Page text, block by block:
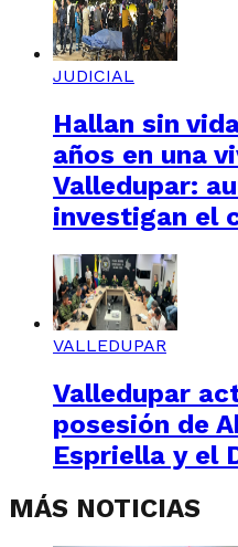
JUDICIAL
Hallan sin
años en una
Valledupar:
investigan el
VALLEDUPAR
Valledupar
posesión de
Espriella y el
MÁS NOTICIAS